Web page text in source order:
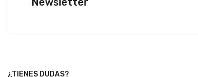
¿TIENES DUDAS?